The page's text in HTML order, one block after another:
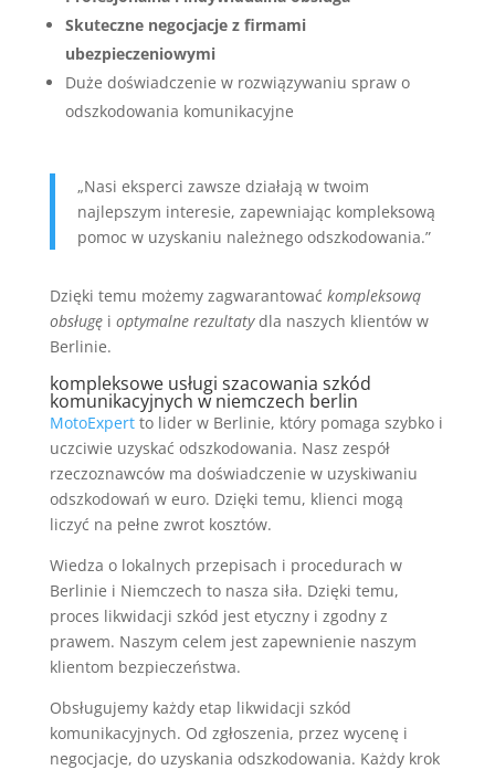
Skuteczne negocjacje z firmami
ubezpieczeniowymi
Duże doświadczenie w rozwiązywaniu spraw o
odszkodowania komunikacyjne
„Nasi eksperci zawsze działają w twoim
najlepszym interesie, zapewniając kompleksową
pomoc w uzyskaniu należnego odszkodowania.”
Dzięki temu możemy zagwarantować kompleksową
obsługęi optymalne rezultatydla naszych klientów w
Berlinie.
kompleksowe usługi szacowania szkód
komunikacyjnych w niemczech berlin
MotoExpertto lider w Berlinie, który pomaga szybko i
uczciwie uzyskać odszkodowania. Nasz zespół
rzeczoznawców ma doświadczenie w uzyskiwaniu
odszkodowań w euro. Dzięki temu, klienci mogą
liczyć na pełne zwrot kosztów.
Wiedza o lokalnych przepisach i procedurach w
Berlinie i Niemczech to nasza siła. Dzięki temu,
proces likwidacji szkód jest etyczny i zgodny z
prawem. Naszym celem jest zapewnienie naszym
klientom bezpieczeństwa.
Obsługujemy każdy etap likwidacji szkód
komunikacyjnych. Od zgłoszenia, przez wycenę i
negocjacje, do uzyskania odszkodowania. Każdy krok